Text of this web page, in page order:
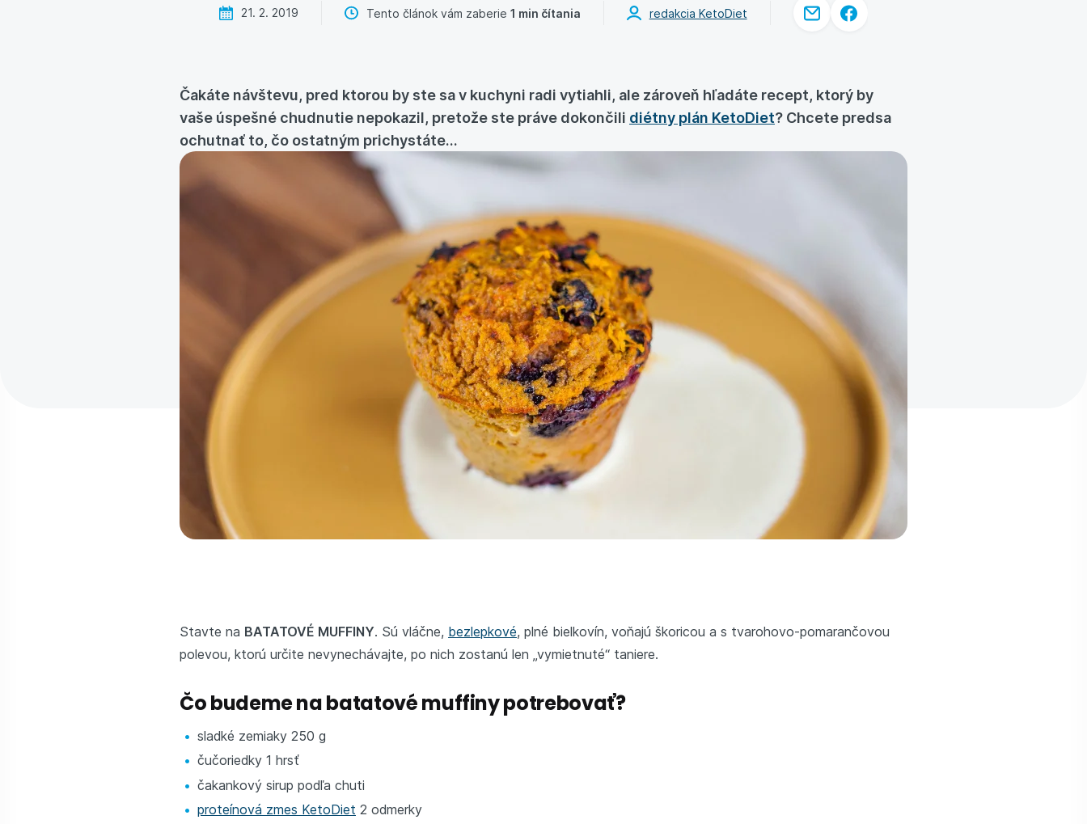
21. 2. 2019 Tento článok vám zaberie 1 min čítania redakcia KetoDiet
Čakáte návštevu, pred ktorou by ste sa v kuchyni radi vytiahli, ale zároveň hľadáte recept, ktorý by
vaše úspešné chudnutie nepokazil, pretože ste práve dokončili diétny plán KetoDiet? Chcete predsa
ochutnať to, čo ostatným prichystáte...
Stavte na BATATOVÉ MUFFINY. Sú vláčne, bezlepkové, plné bielkovín, voňajú škoricou a s tvarohovo-pomarančovou
polevou, ktorú určite nevynechávajte, po nich zostanú len „vymietnuté“ taniere.
Čo budeme na batatové muffiny potrebovať?
sladké zemiaky 250 g
čučoriedky 1 hrsť
čakankový sirup podľa chuti
proteínová zmes KetoDiet 2 odmerky